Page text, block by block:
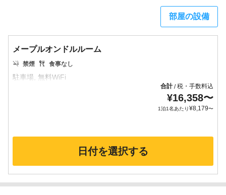
部屋の設備
メープルオンドルルーム
禁煙 食事なし
合計/税・手数料込
¥16,358〜
1泊1名あたり¥8,179〜
日付を選択する